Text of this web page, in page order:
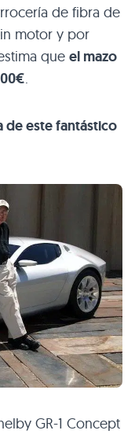
de fibra de
motor y por
que el mazo
.
de este fantástico
GR-1 Concept